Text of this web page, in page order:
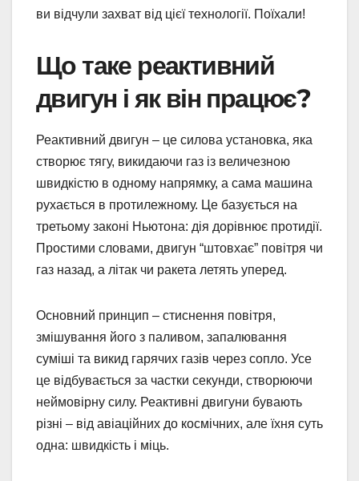
ви відчули захват від цієї технології. Поїхали!
Що таке реактивний
двигун і як він працює?
Реактивний двигун – це силова установка, яка
створює тягу, викидаючи газ із величезною
швидкістю в одному напрямку, а сама машина
рухається в протилежному. Це базується на
третьому законі Ньютона: дія дорівнює протидії.
Простими словами, двигун “штовхає” повітря чи
газ назад, а літак чи ракета летять уперед.
Основний принцип – стиснення повітря,
змішування його з паливом, запалювання
суміші та викид гарячих газів через сопло. Усе
це відбувається за частки секунди, створюючи
неймовірну силу. Реактивні двигуни бувають
різні – від авіаційних до космічних, але їхня суть
одна: швидкість і міць.